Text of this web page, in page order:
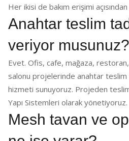
Her ikisi de bakım erişimi açısından
Anahtar teslim
veriyor musunuz?
Evet. Ofis, cafe, mağaza,
salonu projelerinde anahtar teslim
hizmeti sunuyoruz. Projeden
Yapı Sistemleri olarak yönetiyoruz.
Mesh tavan ve